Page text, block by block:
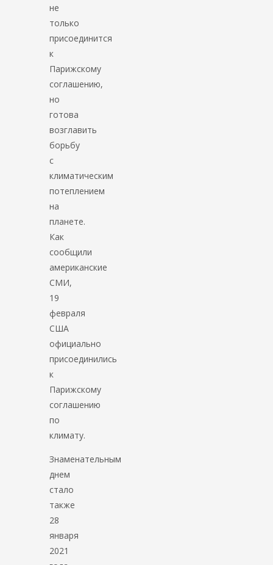
не
только
присоединится
к
Парижскому
соглашению,
но
готова
возглавить
борьбу
с
климатическим
потеплением
на
планете.
Как
сообщили
американские
СМИ,
19
февраля
США
официально
присоединились
к
Парижскому
соглашению
по
климату.
Знаменательным
днем
стало
также
28
января
2021